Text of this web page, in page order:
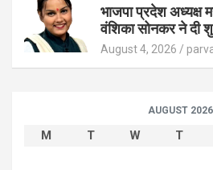
भाजपा प्रदेश अध्यक्ष
वंशिका सोनकर ने दी
August 4, 2026
AUGUST 2026
M T W T